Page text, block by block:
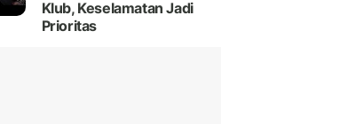
Klub, Keselamatan Jadi
Prioritas